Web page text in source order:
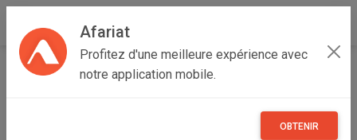
Afariat
Profitez d'une meilleure expérience avec
notre application mobile.
OBTENIR
Accueil Véhicules Grand Tunis